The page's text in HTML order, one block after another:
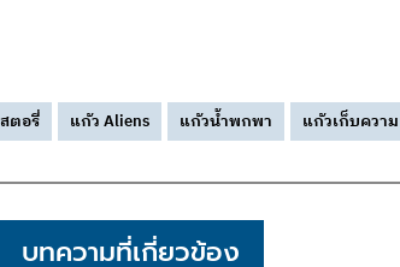
ตอรี่ แก้ว Aliens แก้วน้ำพกพา แก้วเก็บควา
บทความที่เกี่ยวข้อง